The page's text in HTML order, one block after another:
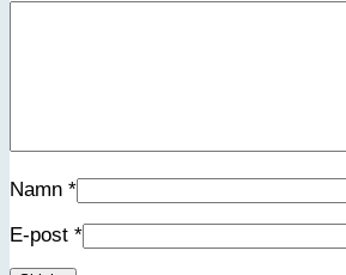
Namn *
E-post *